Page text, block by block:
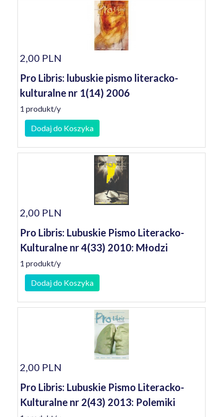
2,00 PLN
Pro Libris: lubuskie pismo literacko-
kulturalne nr 1(14) 2006
1 produkt/y
Dodaj do Koszyka
2,00 PLN
Pro Libris: Lubuskie Pismo Literacko-
Kulturalne nr 4(33) 2010: Młodzi
1 produkt/y
Dodaj do Koszyka
2,00 PLN
Pro Libris: Lubuskie Pismo Literacko-
Kulturalne nr 2(43) 2013: Polemiki